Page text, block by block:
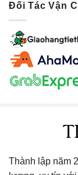
Đối Tác Vận
Thành lập năm